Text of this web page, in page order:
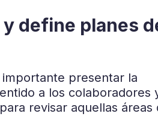
define planes
presentar la
a los colaboradores
revisar aquellas áreas